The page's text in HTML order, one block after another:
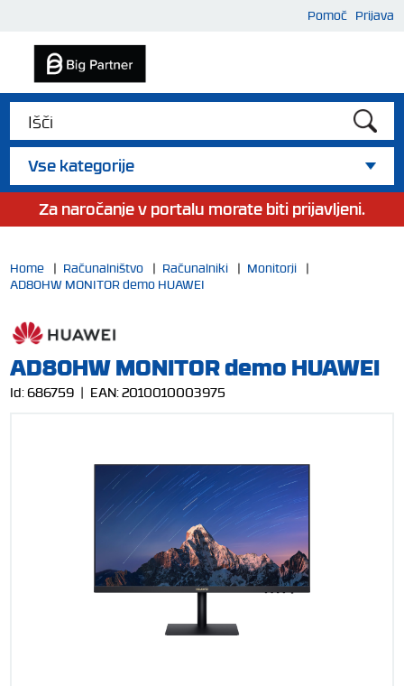
Pomoč Prijava
Vse kategorije
Za naročanje v portalu morate biti prijavljeni.
Home | Računalništvo | Računalniki | Monitorji
|
AD80HW MONITOR demo HUAWEI
AD80HW MONITOR demo HUAWEI
Id:686759 | EAN:2010010003975